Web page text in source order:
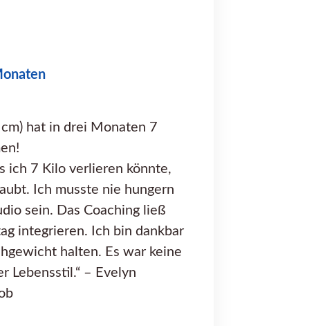
hat in drei Monaten 7
ich 7 Kilo verlieren könnte,
Ich musste nie hungern
sein. Das Coaching ließ
integrieren. Ich bin dankbar
halten. Es war keine
Lebensstil.“ – Evelyn